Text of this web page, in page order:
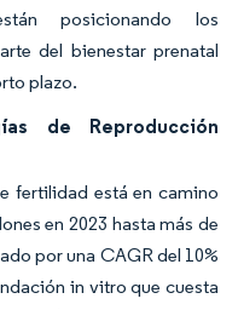
posicionando los
del bienestar prenatal
plazo.
de Reproducción
fertilidad está en camino
en 2023 hasta más de
por una CAGR del 10%
in vitro que cuesta